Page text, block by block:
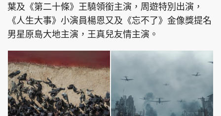
葉及《第二十條》王驍領銜主演，周遊特別出演，
《人生大事》小演員楊恩又及《忘不了》金像獎提名
男星原島大地主演，王真兒友情主演。